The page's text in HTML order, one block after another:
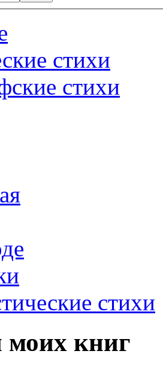
стихи
стихи
стихи
книг